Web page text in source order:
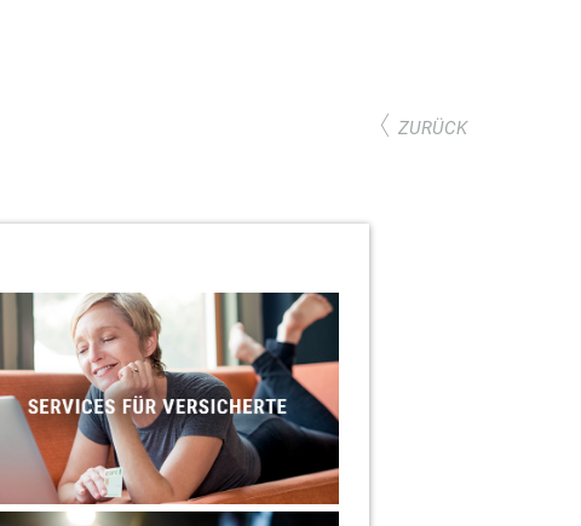
ZURÜCK